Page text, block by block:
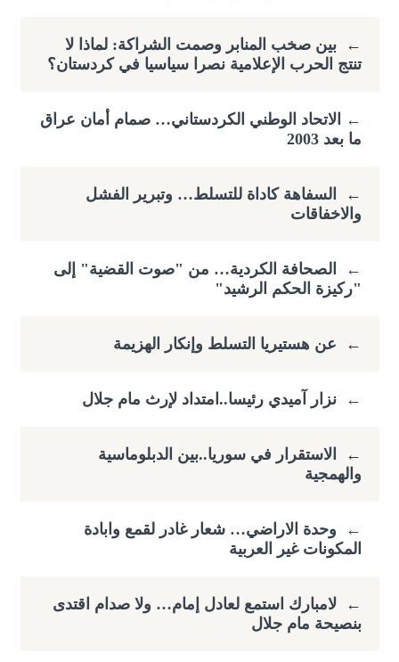
←
بين صخب المنابر وصمت الشراكة: لماذا لا
تنتج الحرب الإعلامية نصرا سياسيا في كردستان؟
←
​الاتحاد الوطني الكردستاني… صمام أمان عراق
ما بعد 2003
←
السفاهة كاداة للتسلط… وتبرير الفشل
والاخفاقات
←
الصحافة الكردية… من "صوت القضية" إلى
"ركيزة الحكم الرشيد"
← عن هستيريا التسلط وإنكار الهزيمة
← نزار آميدي رئيسا..امتداد لإرث مام جلال
←
الاستقرار في سوريا..بين الدبلوماسية
والهمجية
←
وحدة الاراضي… شعار غادر لقمع وابادة
المكونات غير العربية
←
لامبارك استمع لعادل إمام… ولا صدام اقتدى
بنصيحة مام جلال